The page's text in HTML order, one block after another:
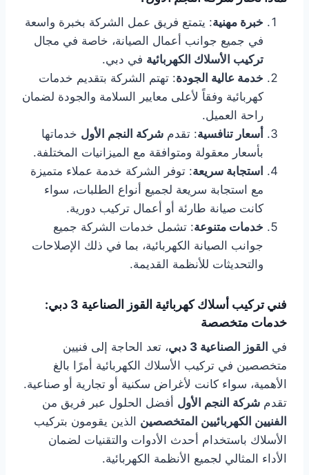
خبرة مهنية: يتمتع فريق عمل الشركة بخبرة واسعة
في جميع جوانب أعمال الصيانة، خاصة في مجال
تركيب الأسلاك الكهربائية في دبي.
خدمة عالية الجودة: تهتم الشركة بتقديم خدمات
كهربائية وفقاً لأعلى معايير السلامة والجودة لضمان
راحة العميل.
أسعار تنافسية: تقدم شركة النجم الأول خدماتها
بأسعار معقولة ومتوافقة مع الميزانيات المختلفة.
استجابة سريعة: توفر الشركة خدمة عملاء متميزة
مع استجابة سريعة لجميع أنواع الطلبات، سواء
كانت صيانة طارئة أو أعمال تركيب دورية.
خدمات متنوعة: تشمل خدمات الشركة جميع
جوانب الصيانة الكهربائية، بما في ذلك الإصلاحات
والتحديثات للأنظمة القديمة.
فني تركيب أسلاك كهربائية القوز الصناعية 3 دبي:
خدمات متخصصة
في القوز الصناعية 3 دبي
، تعد الحاجة إلى فنيين
متخصصين في تركيب الأسلاك الكهربائية أمرًا بالغ
الأهمية، سواء كانت لأغراض سكنية أو تجارية أو صناعية.
تقدم شركة النجم الأول أفضل الحلول عبر فريق من
الفنيين الكهربائيين المتخصصين الذين يقومون بتركيب
الأسلاك باستخدام أحدث الأدوات والتقنيات لضمان
الأداء المثالي لجميع الأنظمة الكهربائية.